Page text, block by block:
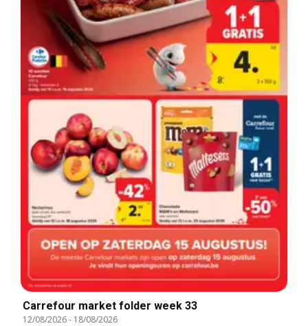
Carrefour market folder week 33
12/08/2026- 18/08/2026